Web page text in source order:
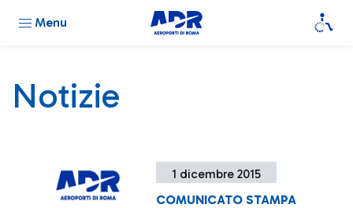
Menu
Notizie
1 dicembre 2015
COMUNICATO STAMPA